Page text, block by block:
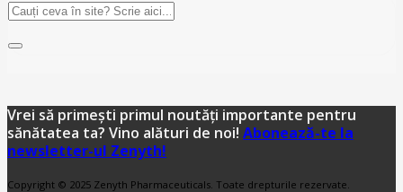
Vrei să primești primul noutăți importante pentru
sănătatea ta? Vino alături de noi! Abonează-te la
newsletter-ul Zenyth!
Copyright © 2025 Zenyth Pharmaceuticals. Toate drepturile rezervate.